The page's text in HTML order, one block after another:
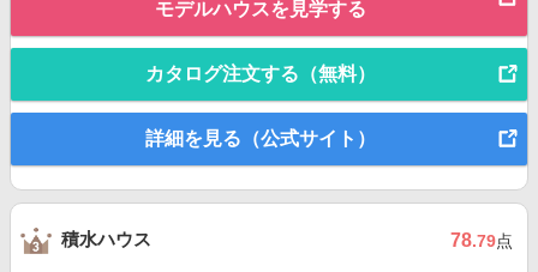
モデルハウスを見学する
カタログ注文する（無料）
詳細を見る（公式サイト）
積水ハウス 78.79点